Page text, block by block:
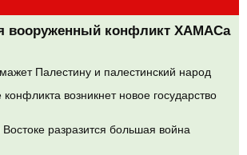
вооруженный конфликт ХАМАСа
Палестину и палестинский народ
конфликта возникнет новое государство
разразится большая война